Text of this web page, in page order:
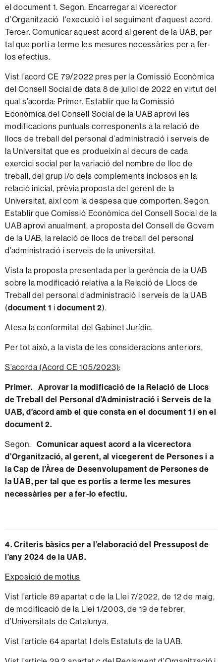
el document 1. Segon. Encarregar al vicerector
d’Organització l'execució i el seguiment d'aquest acord.
Tercer. Comunicar aquest acord al gerent de la UAB, per
tal que porti a terme les mesures necessàries per a fer-
los efectius.
Vist l’acord CE 79/2022 pres per la Comissió Econòmica
del Consell Social de data 8 de juliol de 2022 en virtut del
qual s’acorda: Primer. Establir que la Comissió
Econòmica del Consell Social de la UAB aprovi les
modificacions puntuals corresponents a la relació de
llocs de treball del personal d’administració i serveis de
la Universitat que es produeixin al decurs de cada
exercici social per la variació del nombre de lloc de
treball, del grup i/o dels complements inclosos en la
relació inicial, prèvia proposta del gerent de la
Universitat, així com la despesa que comporten. Segon.
Establir que Comissió Econòmica del Consell Social de la
UAB aprovi anualment, a proposta del Consell de Govern
de la UAB, la relació de llocs de treball del personal
d’administració i serveis de la universitat.
Vista la proposta presentada per la gerència de la UAB
sobre la modificació relativa a la Relació de Llocs de
Treball del personal d’administració i serveis de la UAB
(document 1 i document 2).
Atesa la conformitat del Gabinet Jurídic.
Per tot això, a la vista de les consideracions anteriors,
S’acorda (Acord CE 105/2023):
Primer. Aprovar la modificació de la Relació de Llocs
de Treball del Personal d’Administració i Serveis de la
UAB, d’acord amb el que consta en el document 1i en el
document 2.
Segon.Comunicar aquest acord a la vicerectora
d’Organització, al gerent, al vicegerent de Persones i a
la Cap de l’Àrea de Desenvolupament de Persones de
la UAB, per tal que es portis a terme les mesures
necessàries per a fer-lo efectiu.
4. Criteris bàsics per a l’elaboració del Pressupost de
l’any 2024 de la UAB.
Exposició de motius
Vist l’article 89 apartat c de la Llei 7/2022, de 12 de maig,
de modificació de la Llei 1/2003, de 19 de febrer,
d’Universitats de Catalunya.
Vist l’article 64 apartat l dels Estatuts de la UAB.